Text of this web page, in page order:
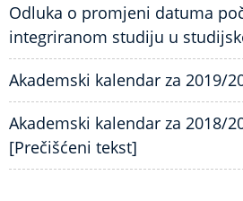
Odluka o promjeni datuma
integriranom studiju u
Akademski kalendar za 2019/
Akademski kalendar za 2018/
[Prečišćeni tekst]